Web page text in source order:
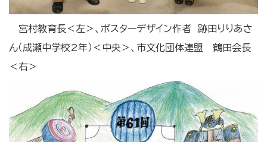
宮村教育長＜左＞、ポスターデザイン作者 跡田りりあさ
ん（成瀬中学校2年）＜中央＞、市文化団体連盟 鶴田会長
＜右＞